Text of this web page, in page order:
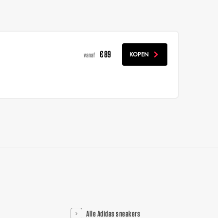
vanaf € 89 KOPEN
Alle Adidas sneakers